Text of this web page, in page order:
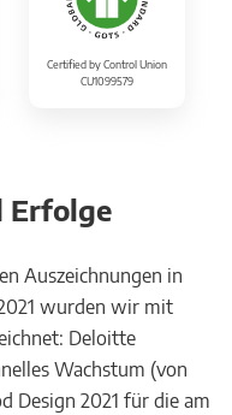
Certified by Control Union
CU1099579
Erfolge
Auszeichnungen in
wurden wir mit
Deloitte
Wachstum (von
Design 2021 für die am